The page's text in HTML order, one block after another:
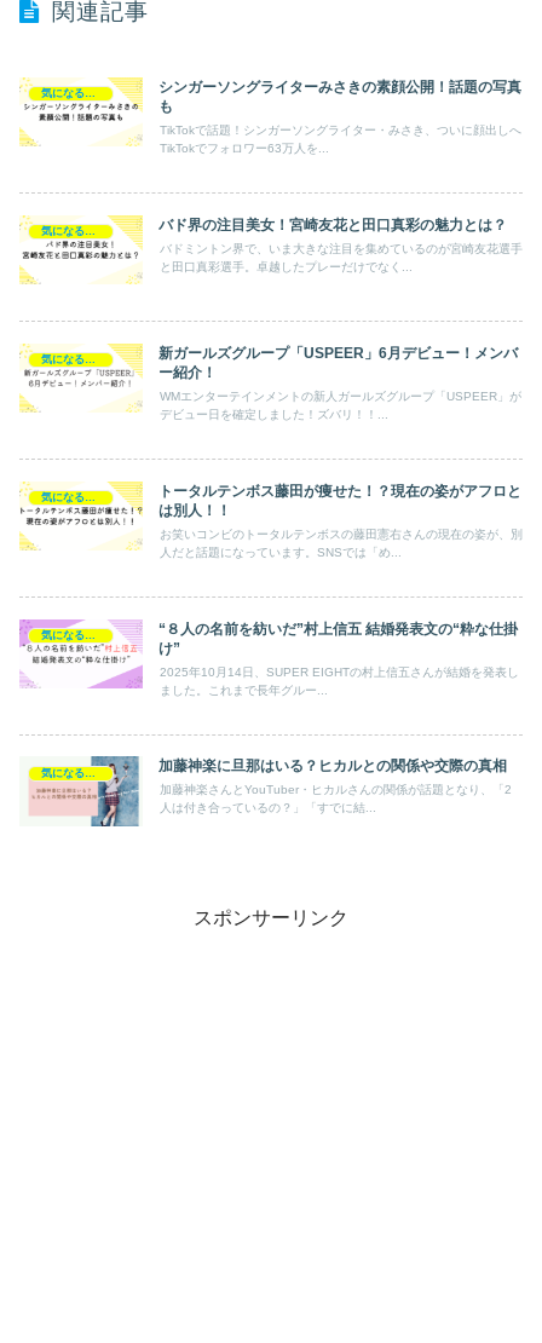
関連記事
気になるあの人
シンガーソングライターみさきの素顔公開！話題の写真
も
TikTokで話題！シンガーソングライター・みさき、ついに顔出しへ
TikTokでフォロワー63万人を...
気になるあの人 バド界の注目美女！宮崎友花と田口真彩の魅力とは？
バドミントン界で、いま大きな注目を集めているのが宮崎友花選手
と田口真彩選手。卓越したプレーだけでなく...
新ガールズグループ「USPEER」6月デビュー！メンバ
ー紹介！
WMエンターテインメントの新人ガールズグループ「USPEER」が
デビュー日を確定しました！ズバリ！！...
トータルテンボス藤田が痩せた！？現在の姿がアフロと
は別人！！
お笑いコンビのトータルテンボスの藤田憲右さんの現在の姿が、別
人だと話題になっています。SNSでは「め...
“８人の名前を紡いだ”村上信五 結婚発表文の“粋な仕掛
け”
2025年10月14日、SUPER EIGHTの村上信五さんが結婚を発表し
ました。これまで長年グルー...
加藤神楽に旦那はいる？ヒカルとの関係や交際の真相
加藤神楽さんとYouTuber・ヒカルさんの関係が話題となり、「2
人は付き合っているの？」「すでに結...
スポンサーリンク